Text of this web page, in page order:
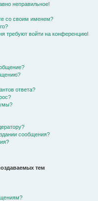
неправильное!
со своим именем?
требуют войти на конференцию!
ответа?
сообщения?
тем